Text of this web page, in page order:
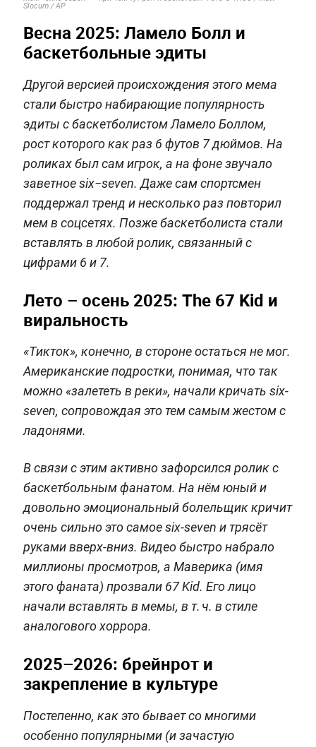
Slocum / АР
Весна 2025: Ламело Болл и
баскетбольные эдиты
Другой версией происхождения этого мема
стали быстро набирающие популярность
эдиты с баскетболистом Ламело Боллом,
рост которого как раз 6 футов 7 дюймов. На
роликах был сам игрок, а на фоне звучало
заветное six−seven. Даже сам спортсмен
поддержал тренд и несколько раз повторил
мем в соцсетях. Позже баскетболиста стали
вставлять в любой ролик, связанный с
цифрами 6 и 7.
Лето – осень 2025: The 67 Kid и
виральность
«Тикток», конечно, в стороне остаться не мог.
Американские подростки, понимая, что так
можно «залететь в реки», начали кричать six-
seven, сопровождая это тем самым жестом с
ладонями.
В связи с этим активно зафорсился ролик с
баскетбольным фанатом. На нём юный и
довольно эмоциональный болельщик кричит
очень сильно это самое six-seven и трясёт
руками вверх-вниз. Видео быстро набрало
миллионы просмотров, а Маверика (имя
этого фаната) прозвали 67 Kid. Его лицо
начали вставлять в мемы, в т. ч. в стиле
аналогового хоррора.
2025–2026: брейнрот и
закрепление в культуре
Постепенно, как это бывает со многими
особенно популярными (и зачастую